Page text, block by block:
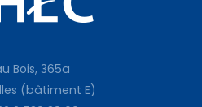
Bois, 365a
(bâtiment E)